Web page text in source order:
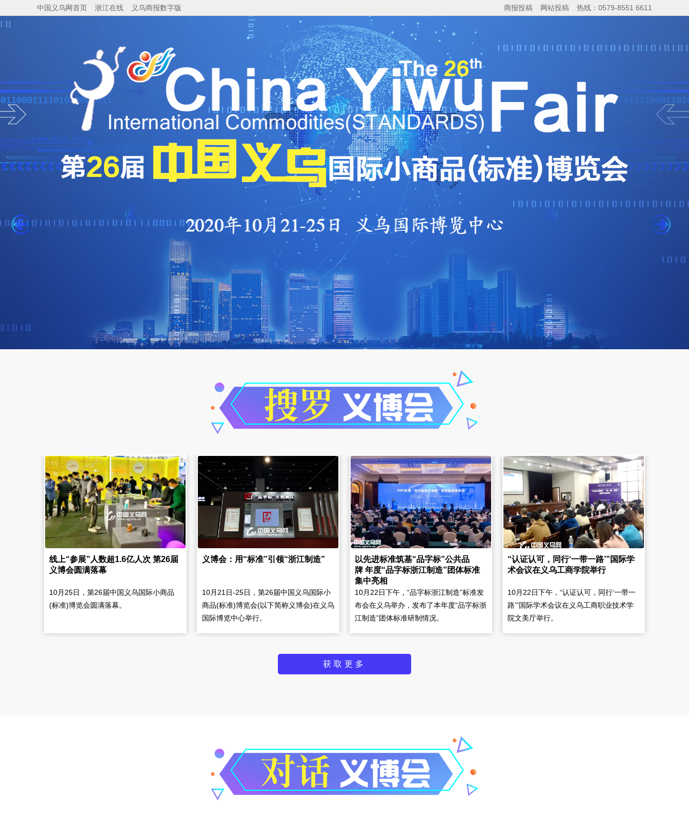
中国义乌网首页 浙江在线 义乌商报数字版 热线：0579-8551 6611
网站投稿
商报投稿
线上“参展”人数超1.6亿人次 第26届
义博会圆满落幕
10月25日，第26届中国义乌国际小商品
(标准)博览会圆满落幕。
义博会：用“标准”引领“浙江制造”
10月21日-25日，第26届中国义乌国际小
商品(标准)博览会(以下简称义博会)在义乌
国际博览中心举行。
以先进标准筑基“品字标”公共品
牌 年度“品字标浙江制造”团体标准
集中亮相
10月22日下午，“品字标浙江制造”标准发
布会在义乌举办，发布了本年度“品字标浙
江制造”团体标准研制情况。
​“认证认可，同行‘一带一路’”国际学
术会议在义乌工商学院举行
10月22日下午，“认证认可，同行‘一带一
路’”国际学术会议在义乌工商职业技术学
院文美厅举行。
获取更多